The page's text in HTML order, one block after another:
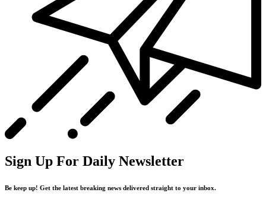
Sign Up For Daily Newsletter
Be keep up! Get the latest breaking news delivered straight to your inbox.